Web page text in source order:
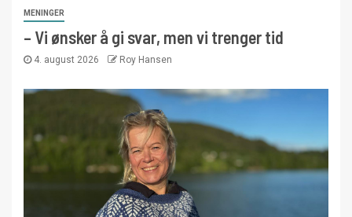
MENINGER
– Vi ønsker å gi svar, men vi trenger tid
4. august 2026 Roy Hansen